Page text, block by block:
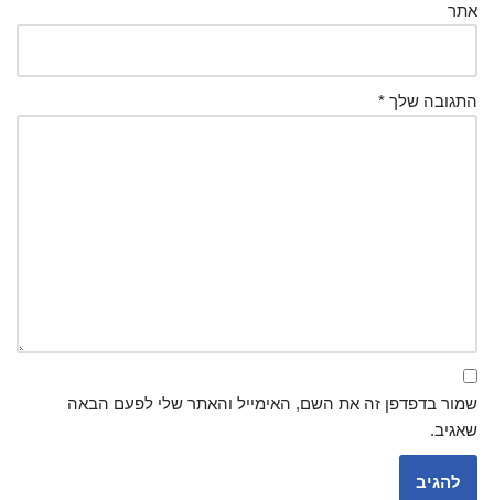
אתר
התגובה שלך *
שמור בדפדפן זה את השם, האימייל והאתר שלי לפעם הבאה
שאגיב.